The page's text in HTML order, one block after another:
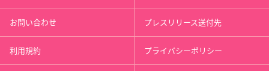
お問い合わせ プレスリリース送付先
利用規約 プライバシーポリシー